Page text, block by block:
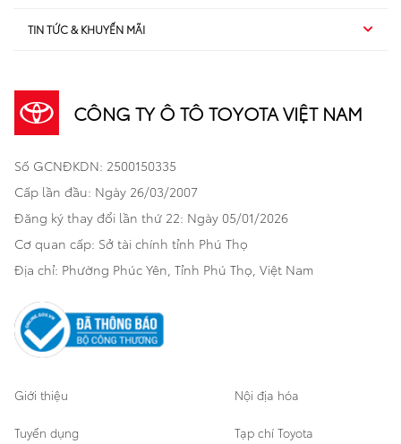
- Số điện thoại:
Thông tin dịch vụ
- Thời gian:
- Địa điểm:
- Đại lý:
Nhân viên tư vấn bán hàng sẽ liên hệ với Quý khách để xác
nhận lịch hẹn trong thời gian sớm nhất. Xin trân trọng cảm ơn!
Sedan
Bán tải
Hatchback
Thương mại
Khách hàng dự án
TSS
Dịch vụ sau bán hàng
Bảo hiểm Toyota
Xe đã qua sử dụng
Bảo hành mở rộng
Sản phẩm chính hãng
Cơ sở bảo hành bảo dưỡng
TIN TỨC & KHUYẾN MÃI
Khuyến mãi
Xã hội
Thông tin khác
CÔNG TY Ô TÔ TOYOTA VIỆT NAM
Số GCNĐKDN: 2500150335
Cấp lần đầu: Ngày 26/03/2007
Đăng ký thay đổi lần thứ 22: Ngày 05/01/2026
Cơ quan cấp: Sở tài chính tỉnh Phú Thọ
Địa chỉ: Phường Phúc Yên, Tỉnh Phú Thọ, Việt Nam
Giới thiệu Nội địa hóa
Tuyển dụng Tạp chí Toyota